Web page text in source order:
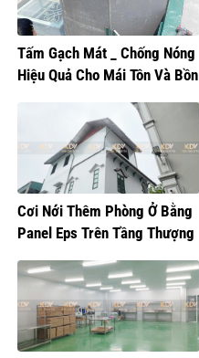
Tấm Gạch Mát _ Chống Nóng
Hiệu Quả Cho Mái Tôn Và Bồn
Cơi Nới Thêm Phòng Ở Bằng
Panel Eps Trên Tầng Thượng